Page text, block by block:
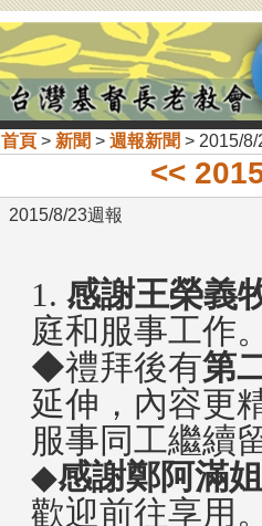
首頁> 新聞 > 週報新聞 > 2015/8/
<<
2015/8/23週報
1. 感謝王榮義
庭和服事工作
◆禮拜後有第
延伸，內容更
服事同工繼續
◆感謝鄭阿滿
歡迎前往享用